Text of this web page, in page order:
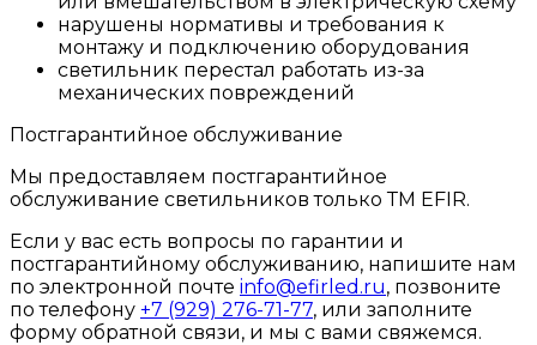
нарушены нормативы и требования к
монтажу и подключению оборудования
светильник перестал работать из-за
механических повреждений
Постгарантийное обслуживание
Мы предоставляем постгарантийное
обслуживание светильников только ТМ EFIR.
Если у вас есть вопросы по гарантии и
постгарантийному обслуживанию, напишите нам
по электронной почте info@efirled.ru, позвоните
по телефону +7 (929) 276-71-77, или заполните
форму обратной связи, и мы с вами свяжемся.